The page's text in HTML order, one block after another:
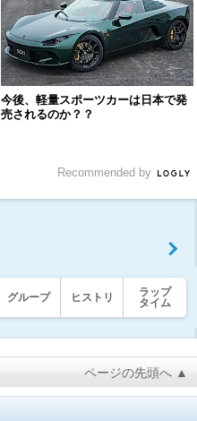
今後、軽量スポーツカーは日本で発
売されるのか？？
Recommended by
グループ ヒストリ
ラップ
タイム
ページの先頭へ ▲